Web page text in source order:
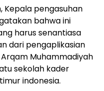
Kepala pengasuhan
bahwa ini
harus senantiasa
dari pengaplikasian
Muhammadiyah
sekolah kader
indonesia.